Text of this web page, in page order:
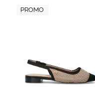
PROMO